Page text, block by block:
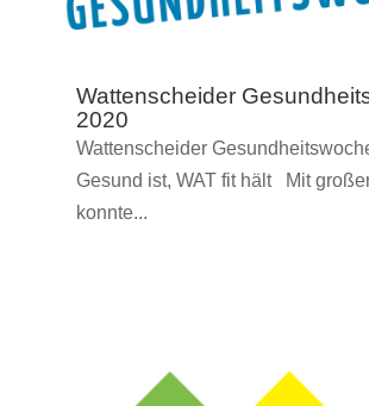
Wattenscheider
2020
Wattenscheider
Gesund ist, WAT fit hält Mit
konnte...